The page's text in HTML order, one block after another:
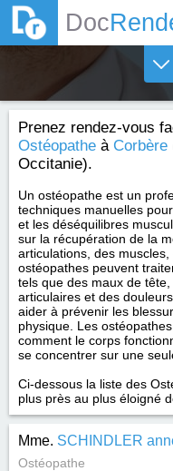
Doc
Prenez rendez-vous
Ostéopathe à Corbère
Occitanie).
Un ostéopathe est un
techniques manuelles
et les déséquilibres
sur la récupération de la
articulations, des
ostéopathes peuvent
tels que des maux de
articulaires et des
aider à prévenir les
physique. Les
comment le corps
se concentrer sur une
Ci-dessous la liste des
plus près au plus éloigné
Mme. SCHINDLER
Ostéopathe